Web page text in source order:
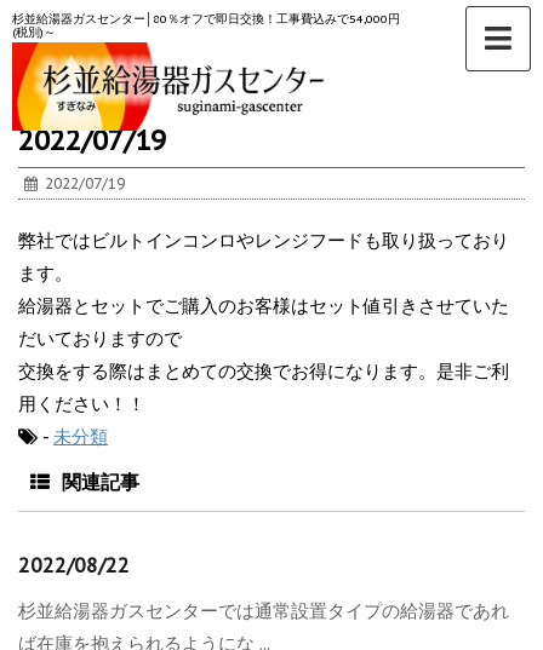
杉並給湯器ガスセンター│80％オフで即日交換！工事費込みで54,000円
(税別)～
ホーム >未分類 >
2022/07/19
2022/07/19
弊社ではビルトインコンロやレンジフードも取り扱っており
ます。
給湯器とセットでご購入のお客様はセット値引きさせていた
だいておりますので
交換をする際はまとめての交換でお得になります。是非ご利
用ください！！
- 未分類
関連記事
2022/08/22
杉並給湯器ガスセンターでは通常設置タイプの給湯器であれ
ば在庫を抱えられるようにな ...